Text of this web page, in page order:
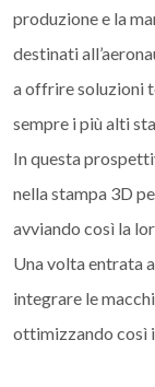
produzione e la
destinati
a offrire soluzioni
sempre i più alti
In questa
nella stampa 3D
avviando così la
Una volta entrata
integrare le
ottimizzando così